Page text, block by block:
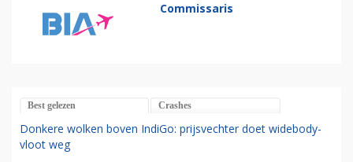
Commissaris
Best gelezen Crashes
Donkere wolken boven IndiGo: prijsvechter doet widebody-
vloot weg